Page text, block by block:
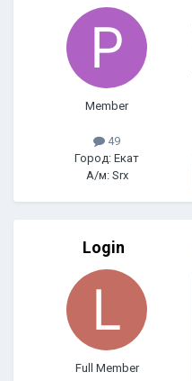
Member
49
Город: Екат
А/м: Srx
Login
Full Member